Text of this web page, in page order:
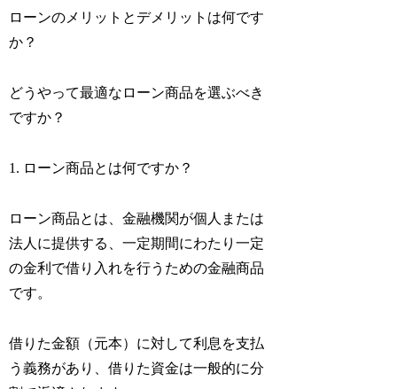
ローンのメリットとデメリットは何です
か？
どうやって最適なローン商品を選ぶべき
ですか？
1. ローン商品とは何ですか？
ローン商品とは、金融機関が個人または
法人に提供する、一定期間にわたり一定
の金利で借り入れを行うための金融商品
です。
借りた金額（元本）に対して利息を支払
う義務があり、借りた資金は一般的に分